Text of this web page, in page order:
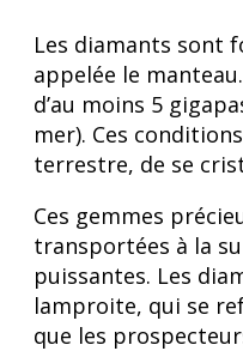
Les diamants sont
appelée le
d’au moins 5
mer). Ces
terrestre, de se
Ces gemmes
transportées à la
puissantes. Les
lamproite, qui se
que les